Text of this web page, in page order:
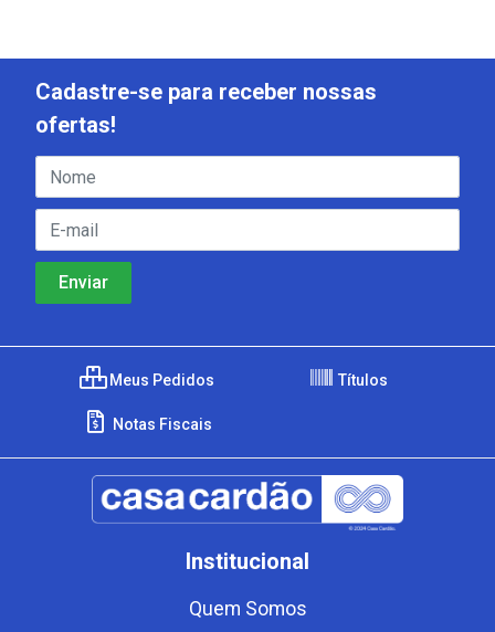
Cadastre-se para receber nossas
ofertas!
Meus Pedidos Títulos
Notas Fiscais
Institucional
Quem Somos